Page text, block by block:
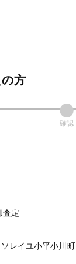
方
確認
査定
レイユ小平小川町